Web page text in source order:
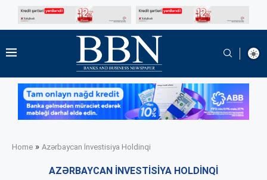
Home » Azərbaycan İnvestisiya Holdinqi
AZƏRBAYCAN İNVESTISIYA HOLDINQI